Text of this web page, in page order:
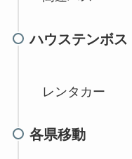
ハウステンボス
レンタカー
各県移動